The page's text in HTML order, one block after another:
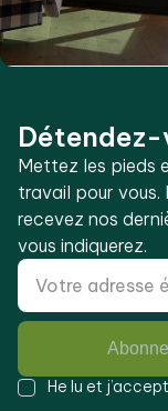
Détendez-
Mettez les pieds
travail pour
recevez nos
vous indiquerez.
He lu et